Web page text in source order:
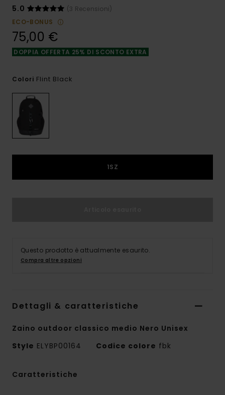
5.0
(3 Recensioni)
ECO-BONUS
75,00 €
DOPPIA OFFERTA 25% DI SCONTO EXTRA
Colori Flint Black
1SZ
Questo prodotto è attualmente esaurito.
Compra altre opzioni
Dettagli & caratteristiche
Zaino outdoor classico medio Nero Unisex
Style ELYBP00164 Codice colore fbk
Caratteristiche